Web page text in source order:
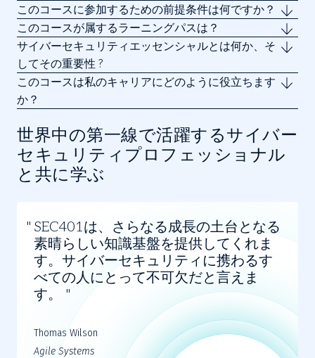
このコースに参加するための前提条件は何ですか？
このコースが属するラーニングパスは？
サイバーセキュリティエッセンシャルとは何か、そ
してその重要性 ?
このコースは私のキャリアにどのように役立ちます
か？
世界中の第一線で活躍するサイバー
セキュリティプロフェッショナル
と共に学ぶ
SEC401は、さらなる成長の土台となる
素晴らしい知識基盤を提供してくれま
す。サイバーセキュリティに携わるす
べての人にとって不可欠だと言えま
す。
Thomas Wilson
Agile Systems